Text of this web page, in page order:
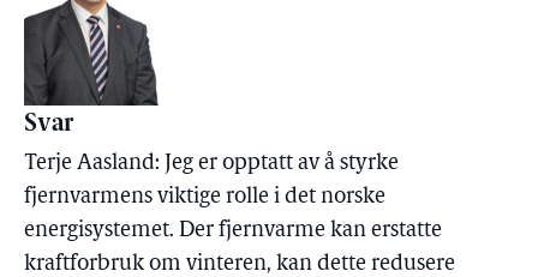
Svar
Terje Aasland: Jeg er opptatt av å styrke
fjernvarmens viktige rolle i det norske
energisystemet. Der fjernvarme kan erstatte
kraftforbruk om vinteren, kan dette redusere